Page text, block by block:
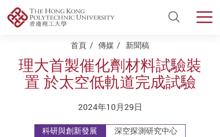
Open
Start main content首頁 傳媒 新聞稿
理大首製催化劑材料試驗裝
置 於太空低軌道完成試驗
2024年10月29日
科研與創新發展 深空探測研究中心